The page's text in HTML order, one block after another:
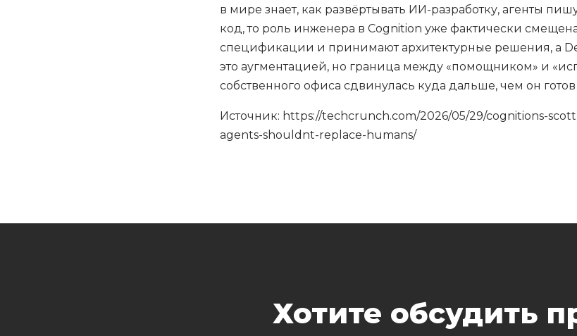
в мире знает, как развёртывать ИИ-разработку, агенты
код, то роль инженера в Cognition уже фактически
спецификации и принимают архитектурные решения, а
это аугментацией, но граница между «помощником» и
собственного офиса сдвинулась куда дальше, чем он
Источник: https://techcrunch.com/2026/05/29/cognitions-
agents-shouldnt-replace-humans/
Хотите обсудить